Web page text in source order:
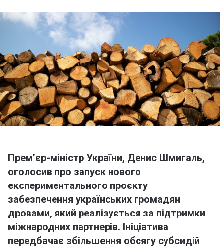
d
e
m
a
i
l
Прем’єр-міністр України, Денис Шмигаль,
оголосив про запуск нового
експериментального проєкту
забезпечення українських громадян
дровами, який реалізується за підтримки
міжнародних партнерів. Ініціатива
передбачає збільшення обсягу субсидій